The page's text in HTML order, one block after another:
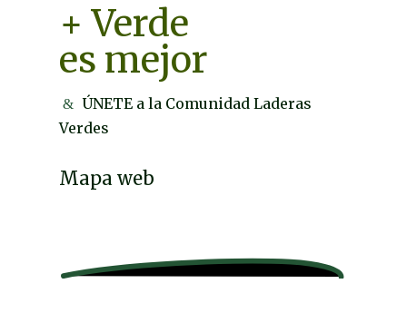
+ Verde
es mejor
ÚNETE a la Comunidad Laderas
Verdes
Mapa web